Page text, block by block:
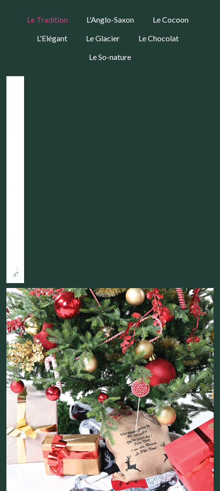
Le Tradition L'Anglo-Saxon
Le Cocoon
L'Elégant
Le Glacier
Le Chocolat
Le So-nature